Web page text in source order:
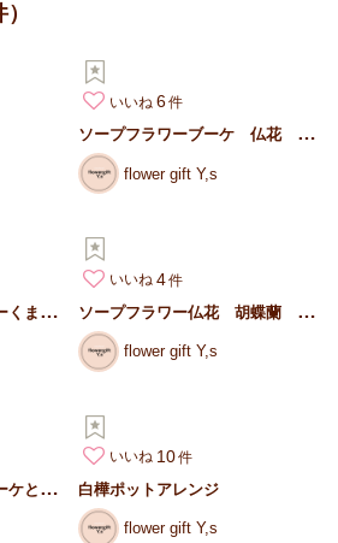
いいね 6
ソ
ープフラワーブーケ 仏花 胡蝶蘭 お供え
flower gift Y,s
いいね 4
flower gift Y,s
初
夏の南国リゾート風ブーケとブートニア
いいね 10
白樺ポットアレンジ
flower gift Y,s